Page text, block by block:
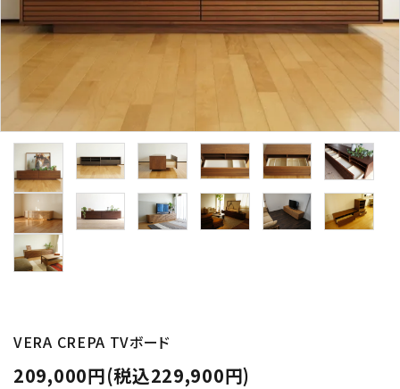
VERA CREPA TVボード
209,000円(税込229,900円)